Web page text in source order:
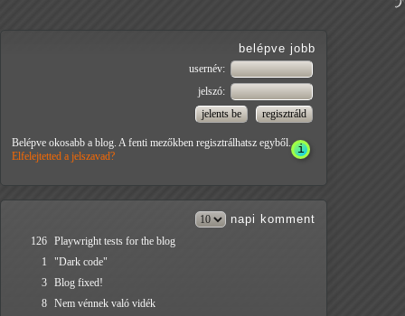
belépve jobb
usernév:
jelszó:
Belépve okosabb a blog. A fenti mezőkben regisztrálhatsz egyből.
Elfelejtetted a jelszavad?
napi komment
126 Playwright tests for the blog
1
"Dark code"
3 Blog fixed!
8 Nem vénnek való vidék